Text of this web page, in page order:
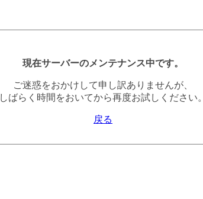
現在サーバーのメンテナンス中です。
ご迷惑をおかけして申し訳ありませんが、
しばらく時間をおいてから再度お試しください。
戻る